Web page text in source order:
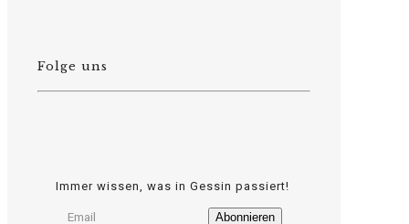
Folge uns
Immer wissen, was in Gessin passiert!